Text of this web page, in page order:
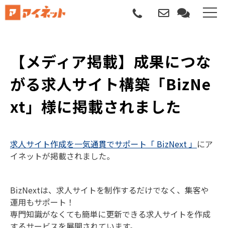
導入について
記事
サービス説明動画
【メディア掲載】成果につな
がる求人サイト構築「BizNe
xt」様に掲載されました
求人サイト作成を一気通貫でサポート「 BizNext 」 にア
イネットが掲載されました。
BizNextは、求人サイトを制作するだけでなく、集客や
運用もサポート！
専門知識がなくても簡単に更新できる求人サイトを作成